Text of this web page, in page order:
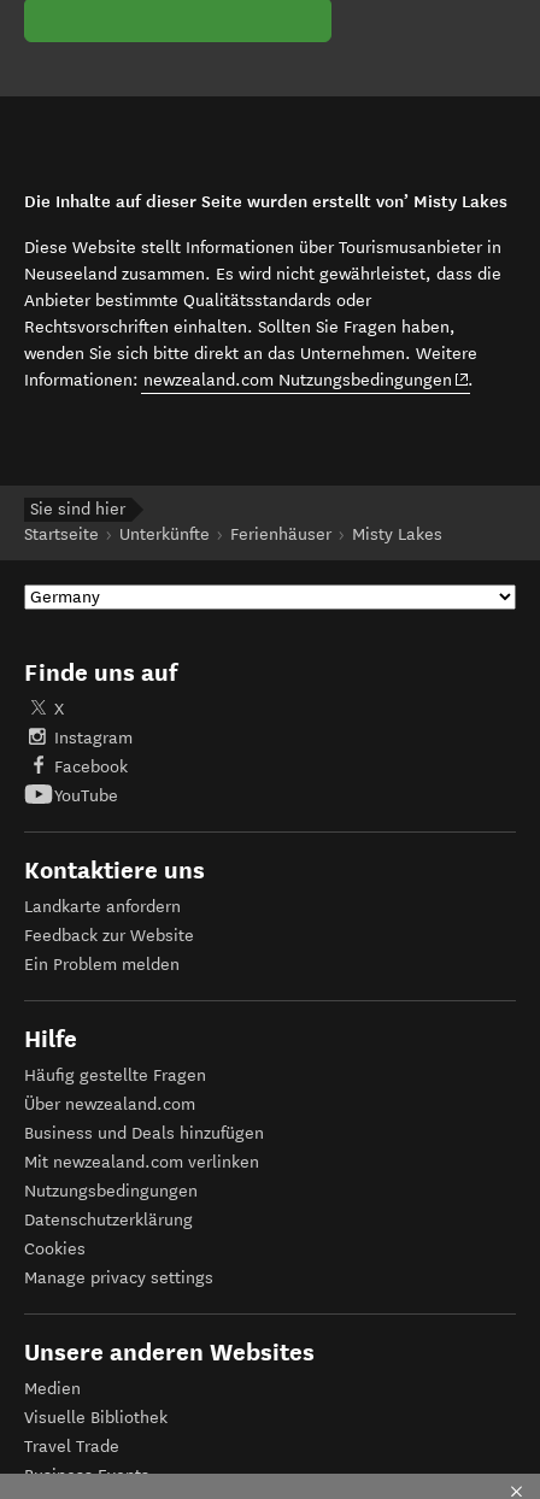
Die Inhalte auf dieser Seite wurden erstellt von’ Misty Lakes
Diese Website stellt Informationen über Tourismusanbieter in
Neuseeland zusammen. Es wird nicht gewährleistet, dass die
Anbieter bestimmte Qualitätsstandards oder
Rechtsvorschriften einhalten. Sollten Sie Fragen haben,
wenden Sie sich bitte direkt an das Unternehmen. Weitere
Informationen: newzealand.com Nutzungsbedingungen (opens in
.
Sie sind hier
Startseite
Unterkünfte Ferienhäuser Misty Lakes
Finde uns auf
X
Instagram
Facebook
YouTube
Kontaktiere uns
Landkarte anfordern
Feedback zur Website
Ein Problem melden
Hilfe
Häufig gestellte Fragen
Über newzealand.com
Business und Deals hinzufügen
Mit newzealand.com verlinken
Nutzungsbedingungen
Datenschutzerklärung
Cookies
Manage privacy settings
Unsere anderen Websites
Medien
Visuelle Bibliothek
Travel Trade
Business Events